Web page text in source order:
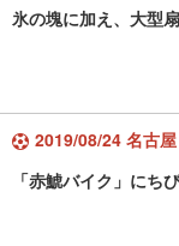
氷の塊に加え、大型
2019/08/24 名古
「赤鯱バイク」にち